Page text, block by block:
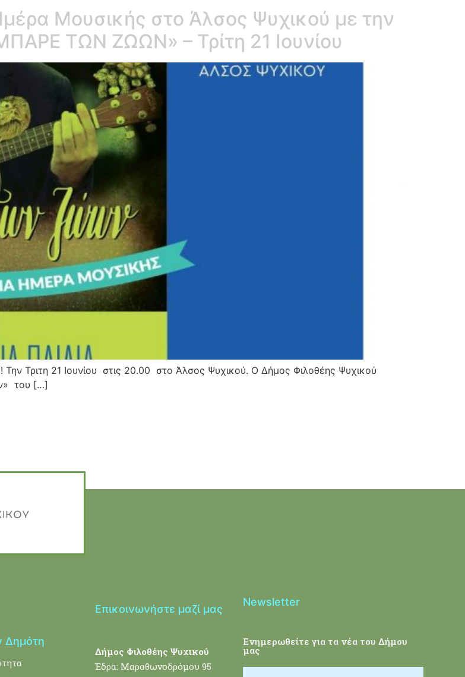
Μουσικής στο Άλσος Ψυχικού με την
ΤΩΝ ΖΩΩΝ» – Τρίτη 21 Ιουνίου
Τριτη 21 Ιουνίου στις 20.00 στο Άλσος Ψυχικού. Ο Δήμος Φιλοθέης Ψυχικού
του […]
Δημότη
Επικοινωνήστε μαζί μας
Δήμος Φιλοθέης Ψυχικού
Έδρα: Μαραθωνοδρόμου 95
Newsletter
Ενημερωθείτε για τα νέα του Δήμου
μας